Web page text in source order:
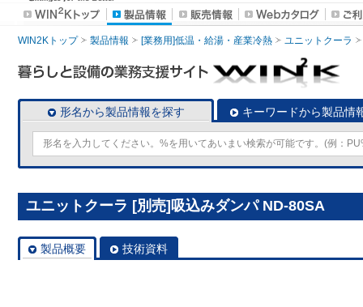
WIN2Kトップ 製品情報 [業務用]低温・給湯・産業冷熱 ユニットクーラ
形名から製品情報を探す キーワードから製品情
ユニットクーラ [別売]吸込みダンパ ND-80SA
製品概要 技術資料